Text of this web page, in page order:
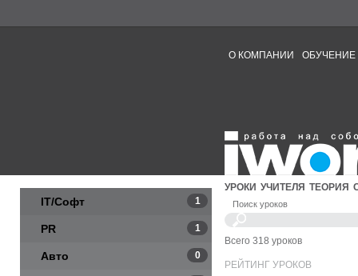
О КОМПАНИИ ОБУЧЕНИЕ
УРОКИ УЧИТЕЛЯ ТЕОРИЯ
Поиск уроков
Всего 318 уроков
РЕЙТИНГ УРОКОВ
IT/Софт 1
PR 1
Авто 0